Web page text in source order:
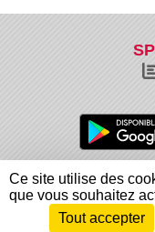
Charte
Informations
Envie de participer ?
Ce site utilise des
que vous souhaitez
Tout accepter